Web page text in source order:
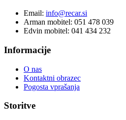
Email: info@recar.si
Arman mobitel: 051 478 039
Edvin mobitel: 041 434 232
Informacije
O nas
Kontaktni obrazec
Pogosta vprašanja
Storitve